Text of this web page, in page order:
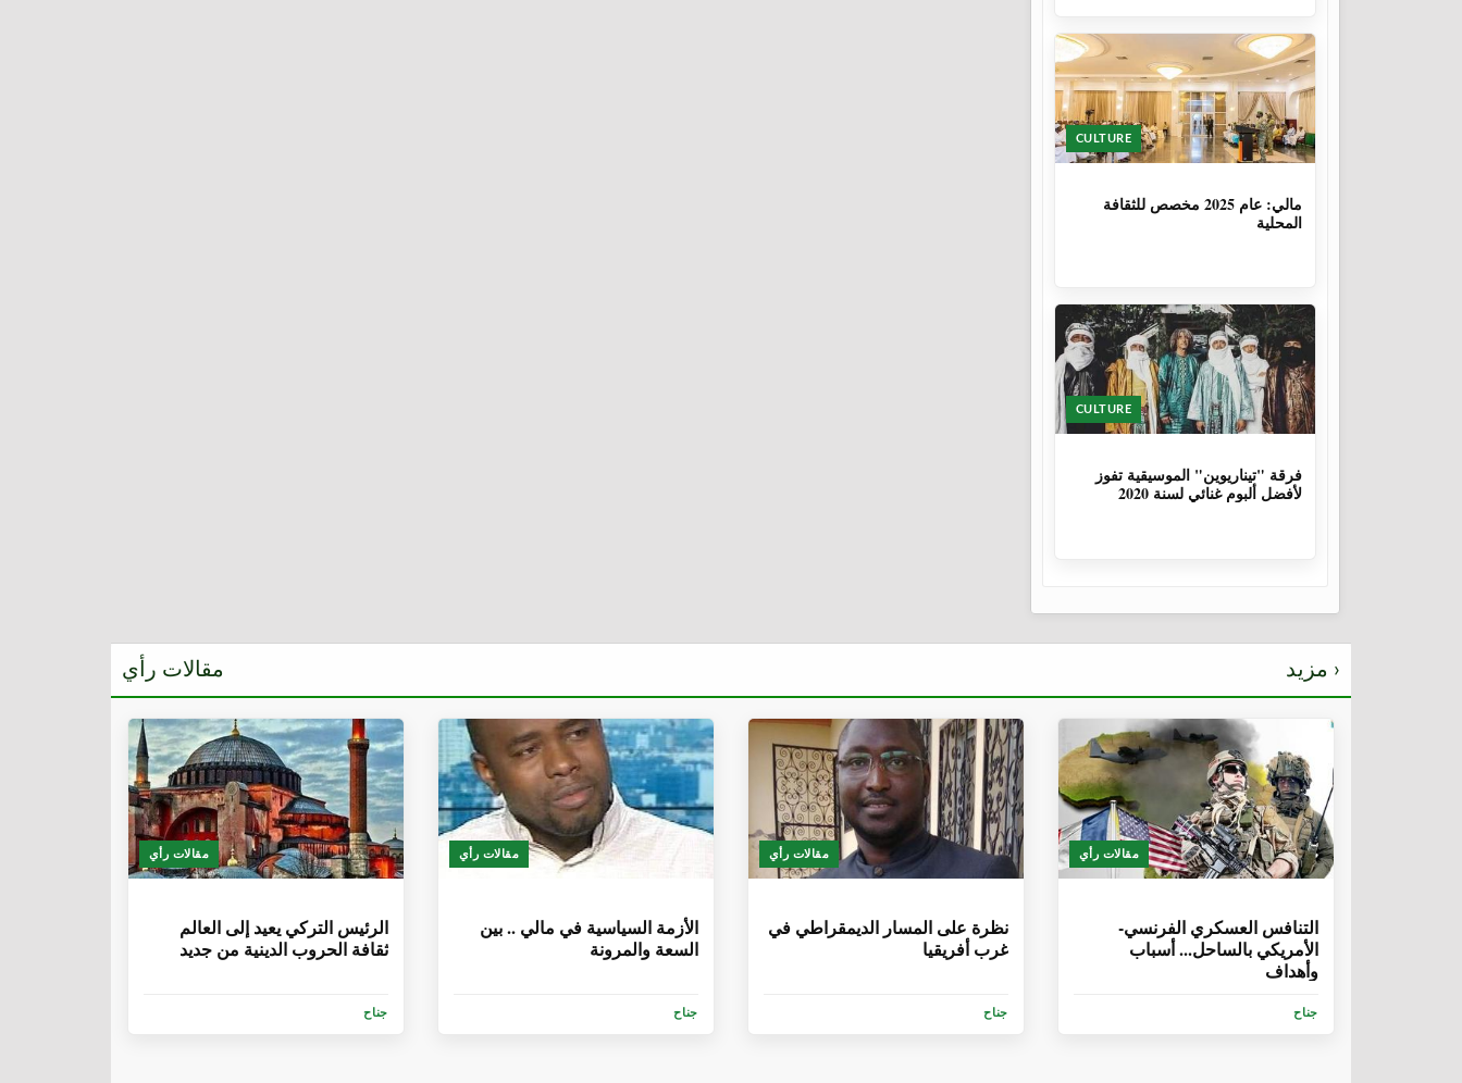
CULTURE
مالي: عام 2025 مخصص للثقافة
المحلية
CULTURE
فرقة "تيناريوين" الموسيقية تفوز
لأفضل ألبوم غنائي لسنة 2020
مقالات رأي مزيد ›
مقالات رأي
الرئيس التركي يعيد إلى العالم
ثقافة الحروب الدينية من جديد
جناح
مقالات رأي
الأزمة السياسية في مالي .. بين
السعة والمرونة
جناح
مقالات رأي
نظرة على المسار الديمقراطي في
غرب أفريقيا
جناح
مقالات رأي
التنافس العسكري الفرنسي-
الأمريكي بالساحل... أسباب
وأهداف
جناح